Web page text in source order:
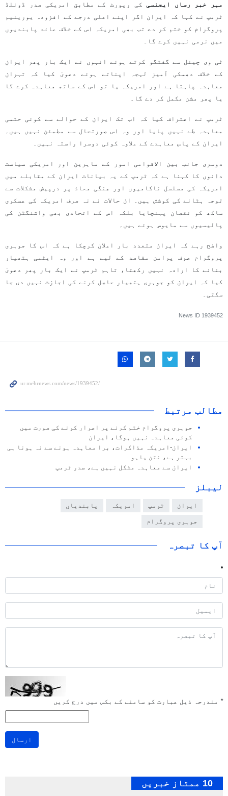
مہر خبر رساں ایجنسیکی رپورٹ کے مطابق امریکی صدر ڈونلڈ
ٹرمپ نے کہا کہ ایران اگر اپنے اعلی درجے کے افزودہ یورینیم
پروگرام کو ختم کر دے تب بھی امریکہ اس کے خلاف عائد پابندیوں
میں نرمی نہیں کرے گا۔
ٹی وی چینل سے گفتگو کرتے ہوئے انہوں نے ایک بار پھر ایران
کے خلاف دھمکی آمیز لہجہ اپناتے ہوئے دعویٰ کیا کہ تہران
معاہدہ چاہتا ہے اور امریکہ یا تو اس کے ساتھ معاہدہ کرے گا
یا پھر مشن مکمل کر دے گا۔
ٹرمپ نے اعتراف کیا کہ اب تک ایران کے حوالے سے کوئی حتمی
معاہدہ طے نہیں پایا اور وہ اس صورتحال سے مطمئن نہیں ہیں۔
ایران کے پاس معاہدے کے علاوہ کوئی دوسرا راستہ نہیں۔
دوسری جانب بین الاقوامی امور کے ماہرین اور امریکی سیاست
دانوں کا کہنا ہے کہ ٹرمپ کے یہ بیانات ایران کے مقابلے میں
امریکہ کی مسلسل ناکامیوں اور جنگی محاذ پر درپیش مشکلات سے
توجہ ہٹانے کی کوشش ہیں۔ ان حالات نے نہ صرف امریکہ کی عسکری
ساکھ کو نقصان پہنچایا بلکہ اس کے اتحادی بھی واشنگٹن کی
پالیسیوں سے مایوس ہوئے ہیں۔
واضح رہے کہ ایران متعدد بار اعلان کرچکا ہے کہ اس کا جوہری
پروگرام صرف پرامن مقاصد کے لیے ہے اور وہ ایٹمی ہتھیار
بنانے کا ارادہ نہیں رکھتا، تاہم ٹرمپ نے ایک بار پھر دعویٰ
کیا کہ ایران کو جوہری ہتھیار حاصل کرنے کی اجازت نہیں دی جا
سکتی۔
News ID 1939452
مطالب مرتبط
جوہری پروگرام ختم کرنے پر اصرار کرنے کی صورت میں
کوئی معاہدہ نہیں ہوگا، ایران
ایران-امریکہ مذاکرات، برا معاہدہ ہونے سے نہ ہونا ہی
بہتر ہے، نتن یاہو
ایران سے معاہدہ مشکل نہیں ہے، صدر ٹرمپ
لیبلز
ایران ٹرمپ امریکہ پابندیاں
جوہری پروگرام
آپ کا تبصرہ
* مندرجہ ذیل عبارت کو سامنے کے بکس میں درج کریں
ارسال
10 ممتاز خبریں